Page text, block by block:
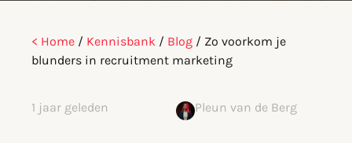
< Home / Kennisbank / Blog / Zo voorkom je
blunders in recruitment marketing
1 jaar geleden Pleun van de Berg